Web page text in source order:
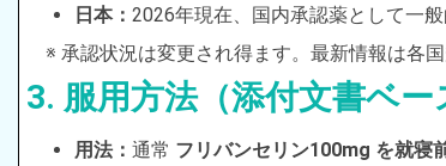
日本： 2026年現在、国内承認薬として一般
※ 承認状況は変更され得ます。最新情報は各
3. 服用方法（添付文書ベー
用法： 通常 フリバンセリン100mg を就寝